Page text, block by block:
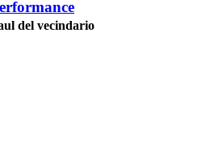
del vecindario